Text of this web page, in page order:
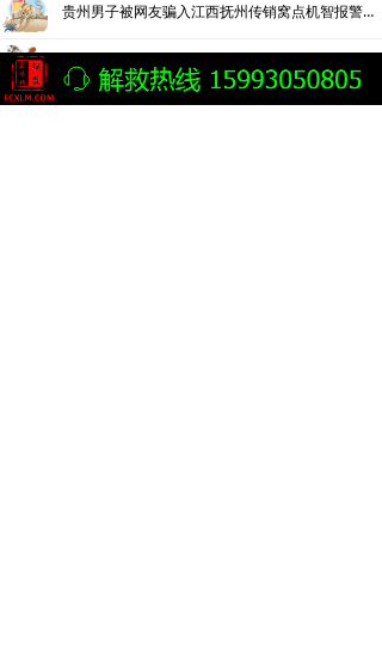
贵州男子被网友骗入江西抚州传销窝点机智报警获解救
毕节男子误入传销骗家人8万元后不愿回家在贵阳当“背篼画家”